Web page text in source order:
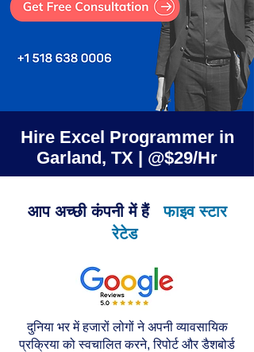
Hire Excel Programmer in
Garland, TX | @$29/Hr
आप अच्छी कंपनी में हैं
फाइव स्टार
रेटेड
दुनिया भर में हजारों लोगों ने अपनी व्यावसायिक
प्रक्रिया को स्वचालित करने, रिपोर्ट और डैशबोर्ड